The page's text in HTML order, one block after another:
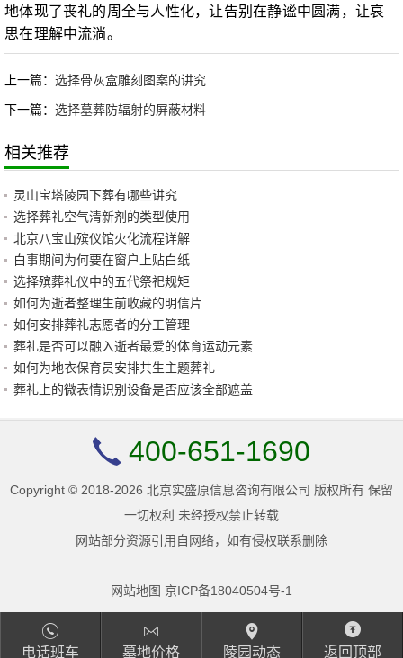
地体现了丧礼的周全与人性化，让告别在静谧中圆满，让哀
思在理解中流淌。
上一篇：选择骨灰盒雕刻图案的讲究
下一篇：选择墓葬防辐射的屏蔽材料
相关推荐
灵山宝塔陵园下葬有哪些讲究
选择葬礼空气清新剂的类型使用
北京八宝山殡仪馆火化流程详解
白事期间为何要在窗户上贴白纸
选择殡葬礼仪中的五代祭祀规矩
如何为逝者整理生前收藏的明信片
如何安排葬礼志愿者的分工管理
葬礼是否可以融入逝者最爱的体育运动元素
如何为地衣保育员安排共生主题葬礼
葬礼上的微表情识别设备是否应该全部遮盖
400-651-1690
Copyright © 2018-2026 北京实盛原信息咨询有限公司 版权所有 保留
一切权利 未经授权禁止转载
网站部分资源引用自网络，如有侵权联系删除
网站地图 京ICP备18040504号-1
电话班车 墓地价格 陵园动态 返回顶部